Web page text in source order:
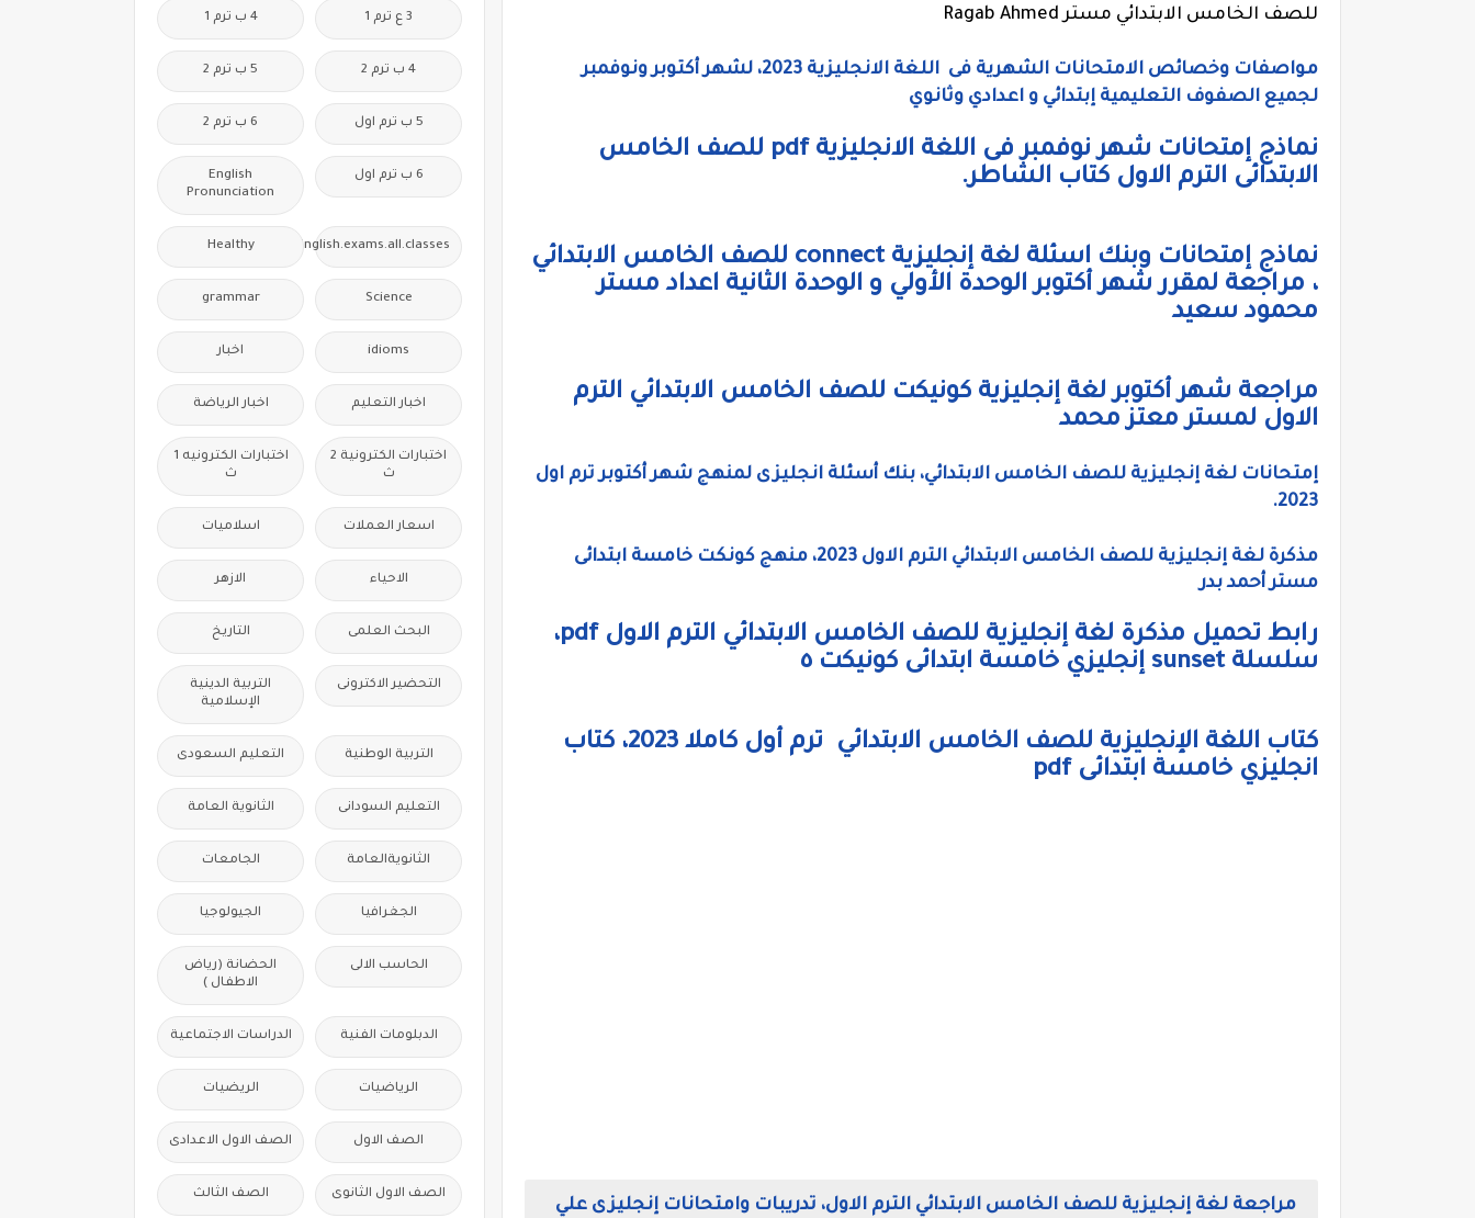
للصف الخامس الابتدائي مستر Ragab Ahmed
مواصفات وخصائص الامتحانات الشهرية فى اللغة الانجليزية 2023، لشهر أكتوبر ونوفمبر
لجميع الصفوف التعليمية إبتدائي و اعدادي وثانوي
نماذج إمتحانات شهر نوفمبر فى اللغة الانجليزية pdf للصف الخامس
الابتدائى الترم الاول كتاب الشاطر.
نماذج إمتحانات وبنك اسئلة لغة إنجليزية connect للصف الخامس الابتدائي
، مراجعة لمقرر شهر أكتوبر الوحدة الأولي و الوحدة الثانية اعداد مستر
محمود سعيد
مراجعة شهر أكتوبر لغة إنجليزية كونيكت للصف الخامس الابتدائي الترم
الاول لمستر معتز محمد
إمتحانات لغة إنجليزية للصف الخامس الابتدائي، بنك أسئلة انجليزى لمنهج شهر أكتوبر ترم اول
2023.
مذكرة لغة إنجليزية للصف الخامس الابتدائي الترم الاول 2023، منهج كونكت خامسة ابتدائى
مستر أحمد بدر
رابط تحميل مذكرة لغة إنجليزية للصف الخامس الابتدائي الترم الاول pdf،
سلسلة sunset إنجليزي خامسة ابتدائى كونيكت ٥
كتاب اللغة الإنجليزية للصف الخامس الابتدائي ترم أول كاملا 2023، كتاب
انجليزي خامسة ابتدائى pdf
مراجعة لغة إنجليزية للصف الخامس الابتدائي الترم الاول، تدريبات وامتحانات إنجليزى علي
3 ع ترم 1 4 ب ترم 1
4 ب ترم 2 5 ب ترم 2
5 ب ترم اول 6 ب ترم 2
6 ب ترم اول
English
Pronunciation
Free.English.exams.all.classes
Healthy
Science
grammar
idioms اخبار
اخبار التعليم اخبار الرياضة
اختبارات الكترونية 2
ث
اختبارات الكترونيه 1
ث
اسعار العملات اسلاميات
الاحياء الازهر
البحث العلمى التاريخ
التحضير الاكترونى
التربية الدينية
الإسلامية
التربية الوطنية التعليم السعودى
التعليم السودانى الثانوية العامة
الثانويةالعامة الجامعات
الجغرافيا الجيولوجيا
الحاسب الالى
الحضانة (رياض
الاطفال )
الدبلومات الفنية الدراسات الاجتماعية
الرياضيات الريضيات
الصف الاول الصف الاول الاعدادى
الصف الاول الثانوى الصف الثالث